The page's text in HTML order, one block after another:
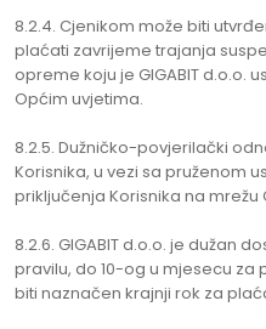
8.2.4. Cjenikom može biti
plaćati zavrijeme trajanja
opreme koju je GIGABIT d.o.o.
Općim uvjetima.
8.2.5. Dužničko-povjerilački
Korisnika, u vezi sa pruženom
priključenja Korisnika na mrežu
8.2.6. GIGABIT d.o.o. je dužan
pravilu, do 10-og u mjesecu za
biti naznačen krajnji rok za